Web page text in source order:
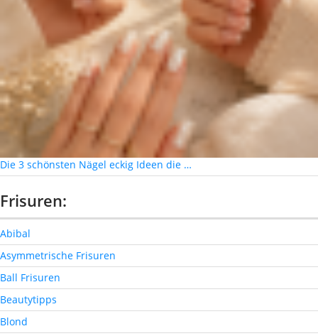
Die 3 schönsten Nägel eckig Ideen die …
Frisuren:
Abibal
Asymmetrische Frisuren
Ball Frisuren
Beautytipps
Blond